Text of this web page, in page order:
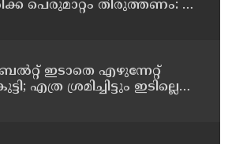
പെരുമാറ്റം തിരുത്തണം: 6
ഇടാതെ എഴുന്നേറ്റ്
എത്ര ശ്രമിച്ചിട്ടും ഇടില്ലെന്ന്